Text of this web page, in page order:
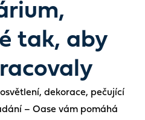
tak, aby
dekorace, pečující
– Oase vám pomáhá